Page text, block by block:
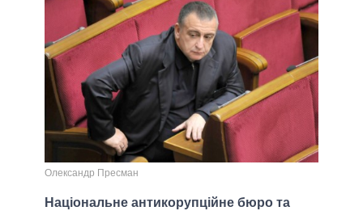
Олександр Пресман
Національне антикорупційне бюро та